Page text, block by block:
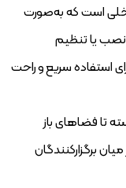
است که به‌صورت
نصب یا تنظیم
استفاده سریع و راحت
تا فضاهای باز
برگزارکنندگان